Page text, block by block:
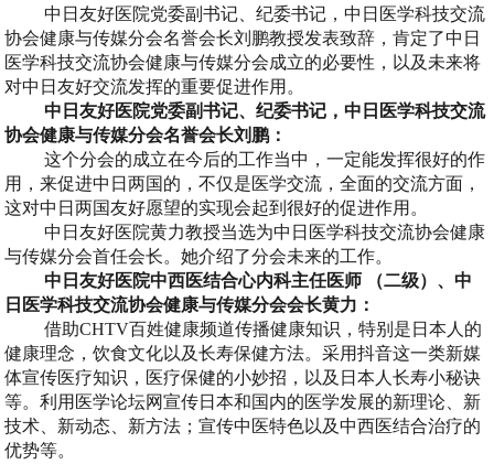
中日友好医院党委副书记、纪委书记，中日医学科技交流
协会健康与传媒分会名誉会长刘鹏教授发表致辞，肯定了中日
医学科技交流协会健康与传媒分会成立的必要性，以及未来将
对中日友好交流发挥的重要促进作用。
中日友好医院党委副书记、纪委书记，中日医学科技交流
协会健康与传媒分会名誉会长刘鹏：
这个分会的成立在今后的工作当中，一定能发挥很好的作
用，来促进中日两国的，不仅是医学交流，全面的交流方面，
这对中日两国友好愿望的实现会起到很好的促进作用。
中日友好医院黄力教授当选为中日医学科技交流协会健康
与传媒分会首任会长。她介绍了分会未来的工作。
中日友好医院中西医结合心内科主任医师 （二级）、中
日医学科技交流协会健康与传媒分会会长黄力：
借助CHTV百姓健康频道传播健康知识，特别是日本人的
健康理念，饮食文化以及长寿保健方法。采用抖音这一类新媒
体宣传医疗知识，医疗保健的小妙招，以及日本人长寿小秘诀
等。利用医学论坛网宣传日本和国内的医学发展的新理论、新
技术、新动态、新方法；宣传中医特色以及中西医结合治疗的
优势等。